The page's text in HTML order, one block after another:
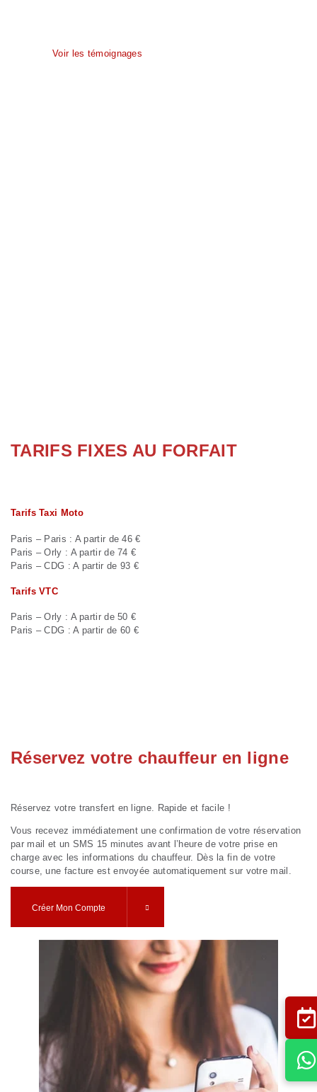
Voir les témoignages
TARIFS FIXES AU FORFAIT
Tarifs Taxi Moto
Paris – Paris : A partir de 46 €
Paris – Orly : A partir de 74 €
Paris – CDG : A partir de 93 €
Tarifs VTC
Paris – Orly : A partir de 50 €
Paris – CDG : A partir de 60 €
Réservez votre chauffeur en ligne
Réservez votre transfert en ligne. Rapide et facile !
Vous recevez immédiatement une confirmation de votre réservation
par mail et un SMS 15 minutes avant l’heure de votre prise en
charge avec les informations du chauffeur. Dès la fin de votre
course, une facture est envoyée automatiquement sur votre mail.
Créer Mon Compte